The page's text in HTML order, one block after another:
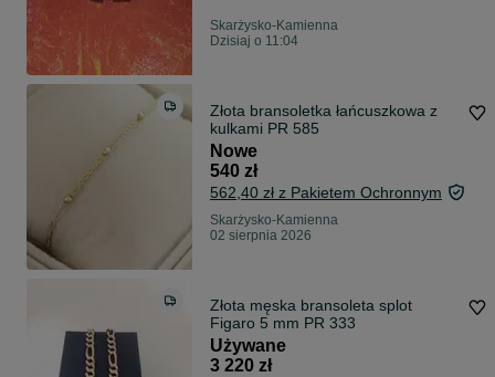
Skarżysko-Kamienna
Dzisiaj o 11:04
Złota bransoletka łańcuszkowa z
kulkami PR 585
Nowe
540 zł
562,40 zł z Pakietem Ochronnym
Skarżysko-Kamienna
02 sierpnia 2026
Złota męska bransoleta splot
Figaro 5 mm PR 333
Używane
3 220 zł